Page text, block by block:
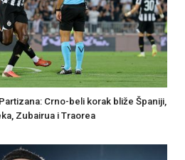
Crno-beli korak bliže Španiji,
Zubairua i Traorea